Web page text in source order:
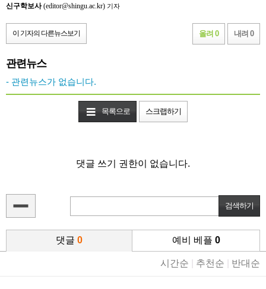
신구학보사(editor@shingu.ac.kr) 기자
이 기자의 다른뉴스보기 올려 0 내려 0
관련뉴스
- 관련뉴스가 없습니다.
목록으로 스크랩하기
댓글 쓰기 권한이 없습니다.
댓글 0 예비 베플 0
시간순 추천순 반대순